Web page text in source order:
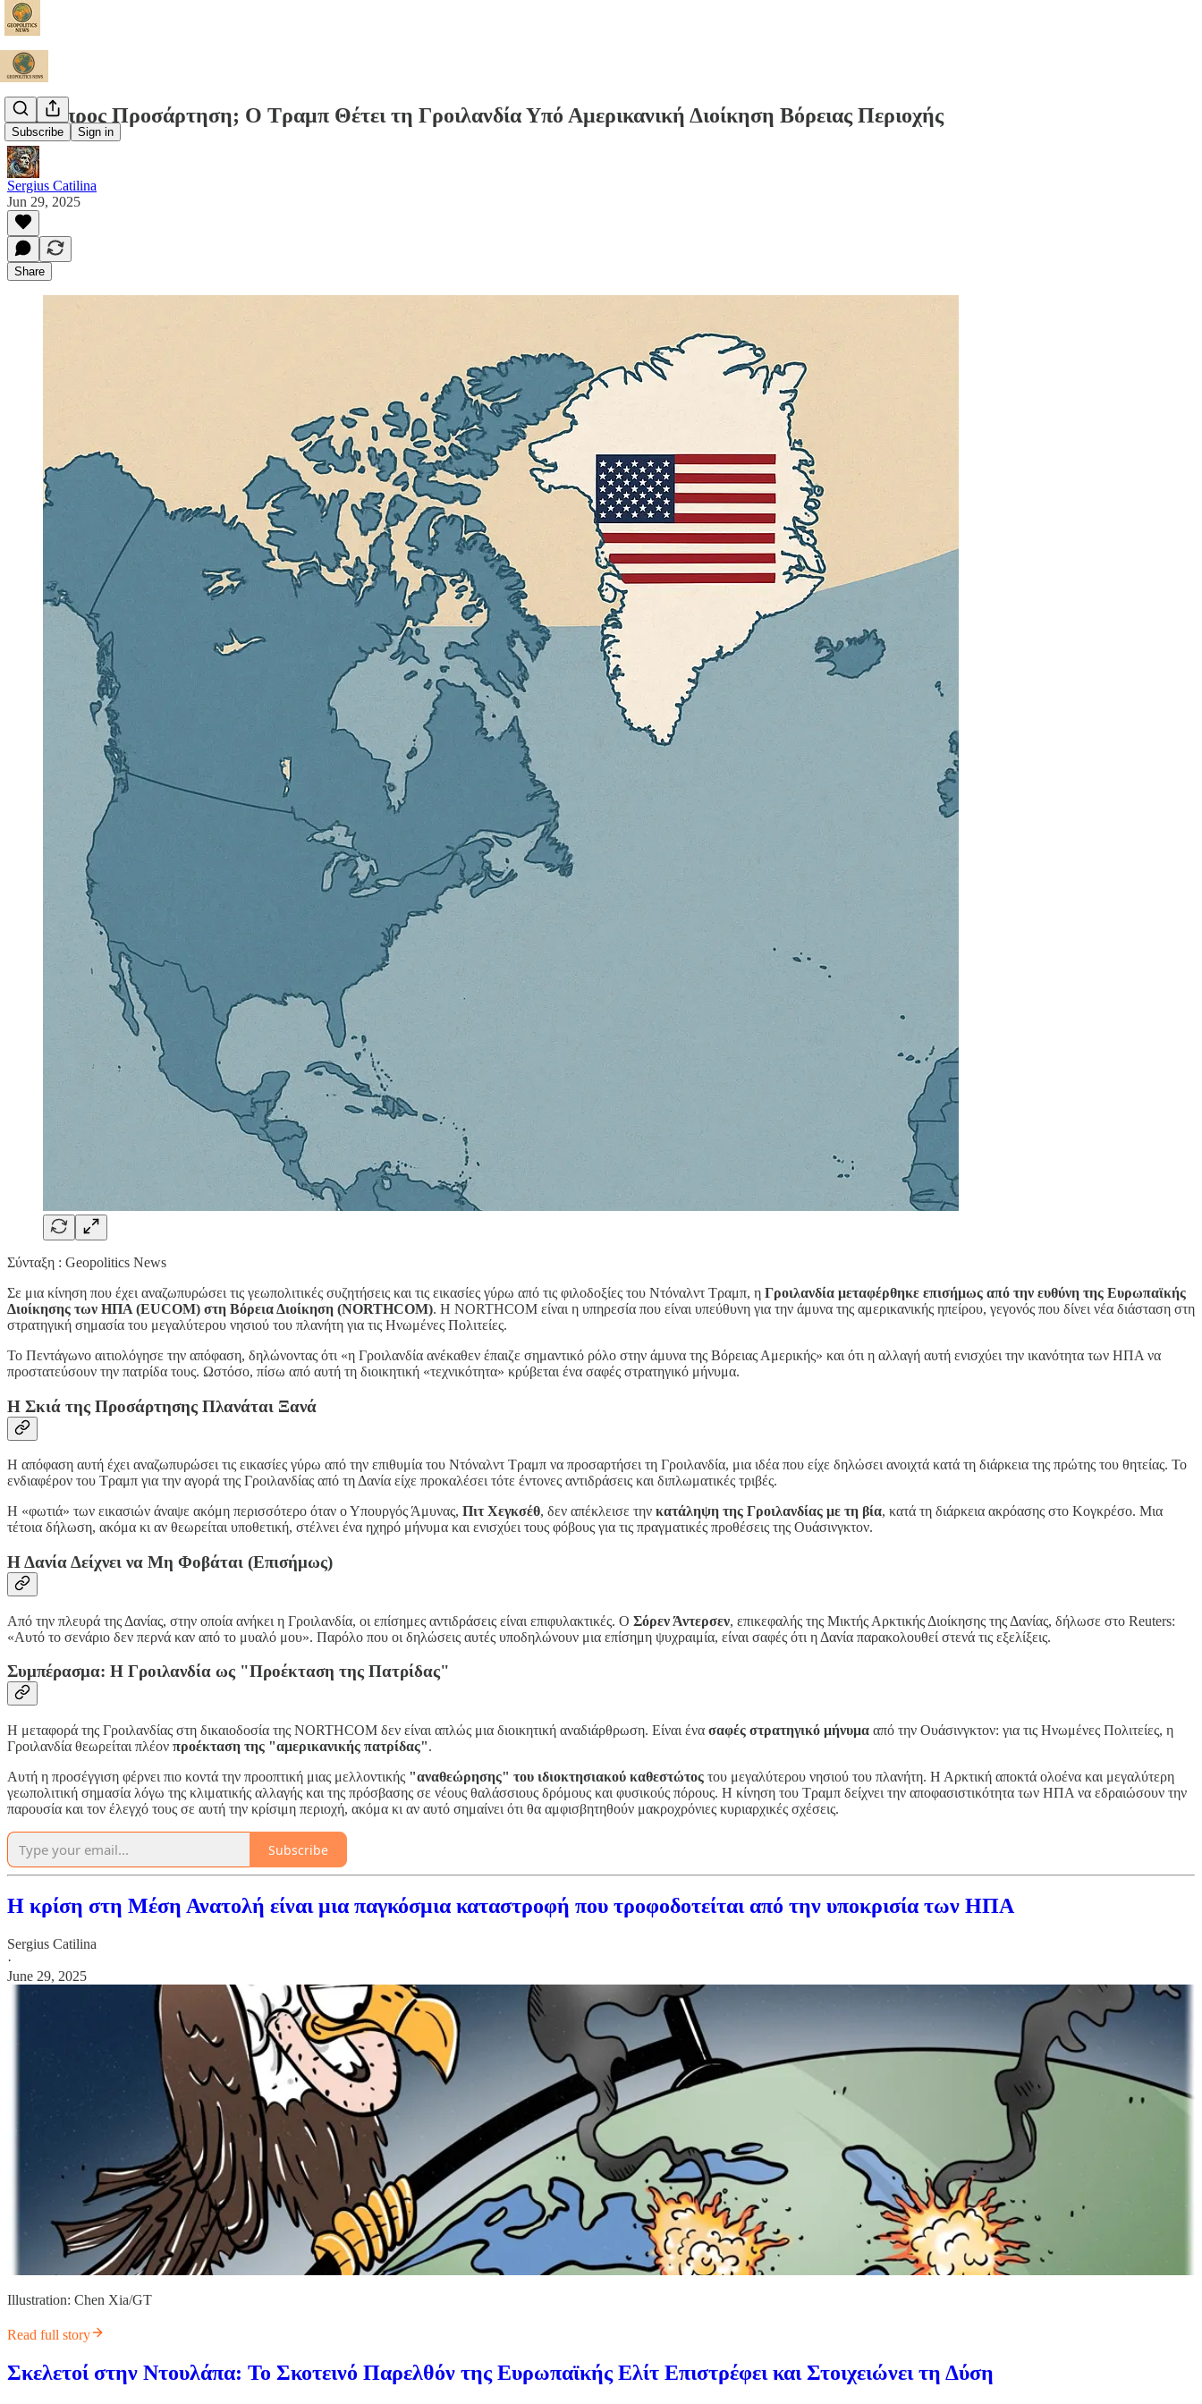
Subscribe Sign in
Βήμα προς Προσάρτηση; Ο Τραμπ Θέτει τη Γροιλανδία Υπό Αμερικανική Διοίκηση Βόρειας Περιοχής
Sergius Catilina
Jun 29, 2025
Share
Σύνταξη : Geopolitics News
Σε μια κίνηση που έχει αναζωπυρώσει τις γεωπολιτικές συζητήσεις και τις εικασίες γύρω από τις φιλοδοξίες του Ντόναλντ Τραμπ, η Γροιλανδία μεταφέρθηκε επισήμως από την ευθύνη της Ευρωπαϊκής
Διοίκησης των ΗΠΑ (EUCOM) στη Βόρεια Διοίκηση (NORTHCOM). Η NORTHCOM είναι η υπηρεσία που είναι υπεύθυνη για την άμυνα της αμερικανικής ηπείρου, γεγονός που δίνει νέα διάσταση στη
στρατηγική σημασία του μεγαλύτερου νησιού του πλανήτη για τις Ηνωμένες Πολιτείες.
Το Πεντάγωνο αιτιολόγησε την απόφαση, δηλώνοντας ότι «η Γροιλανδία ανέκαθεν έπαιζε σημαντικό ρόλο στην άμυνα της Βόρειας Αμερικής» και ότι η αλλαγή αυτή ενισχύει την ικανότητα των ΗΠΑ να
προστατεύσουν την πατρίδα τους. Ωστόσο, πίσω από αυτή τη διοικητική «τεχνικότητα» κρύβεται ένα σαφές στρατηγικό μήνυμα.
Η Σκιά της Προσάρτησης Πλανάται Ξανά
Η απόφαση αυτή έχει αναζωπυρώσει τις εικασίες γύρω από την επιθυμία του Ντόναλντ Τραμπ να προσαρτήσει τη Γροιλανδία, μια ιδέα που είχε δηλώσει ανοιχτά κατά τη διάρκεια της πρώτης του θητείας. Το
ενδιαφέρον του Τραμπ για την αγορά της Γροιλανδίας από τη Δανία είχε προκαλέσει τότε έντονες αντιδράσεις και διπλωματικές τριβές.
Η «φωτιά» των εικασιών άναψε ακόμη περισσότερο όταν ο Υπουργός Άμυνας, Πιτ Χεγκσέθ, δεν απέκλεισε την κατάληψη της Γροιλανδίας με τη βία, κατά τη διάρκεια ακρόασης στο Κογκρέσο. Μια
τέτοια δήλωση, ακόμα κι αν θεωρείται υποθετική, στέλνει ένα ηχηρό μήνυμα και ενισχύει τους φόβους για τις πραγματικές προθέσεις της Ουάσινγκτον.
Η Δανία Δείχνει να Μη Φοβάται (Επισήμως)
Από την πλευρά της Δανίας, στην οποία ανήκει η Γροιλανδία, οι επίσημες αντιδράσεις είναι επιφυλακτικές. Ο Σόρεν Άντερσεν, επικεφαλής της Μικτής Αρκτικής Διοίκησης της Δανίας, δήλωσε στο Reuters:
«Αυτό το σενάριο δεν περνά καν από το μυαλό μου». Παρόλο που οι δηλώσεις αυτές υποδηλώνουν μια επίσημη ψυχραιμία, είναι σαφές ότι η Δανία παρακολουθεί στενά τις εξελίξεις.
Συμπέρασμα: Η Γροιλανδία ως "Προέκταση της Πατρίδας"
Η μεταφορά της Γροιλανδίας στη δικαιοδοσία της NORTHCOM δεν είναι απλώς μια διοικητική αναδιάρθρωση. Είναι ένα σαφές στρατηγικό μήνυμα από την Ουάσινγκτον: για τις Ηνωμένες Πολιτείες, η
Γροιλανδία θεωρείται πλέον προέκταση της "αμερικανικής πατρίδας".
Αυτή η προσέγγιση φέρνει πιο κοντά την προοπτική μιας μελλοντικής "αναθεώρησης" του ιδιοκτησιακού καθεστώτος του μεγαλύτερου νησιού του πλανήτη. Η Αρκτική αποκτά ολοένα και μεγαλύτερη
γεωπολιτική σημασία λόγω της κλιματικής αλλαγής και της πρόσβασης σε νέους θαλάσσιους δρόμους και φυσικούς πόρους. Η κίνηση του Τραμπ δείχνει την αποφασιστικότητα των ΗΠΑ να εδραιώσουν την
παρουσία και τον έλεγχό τους σε αυτή την κρίσιμη περιοχή, ακόμα κι αν αυτό σημαίνει ότι θα αμφισβητηθούν μακροχρόνιες κυριαρχικές σχέσεις.
Subscribe
Η κρίση στη Μέση Ανατολή είναι μια παγκόσμια καταστροφή που τροφοδοτείται από την υποκρισία των ΗΠΑ
Sergius Catilina
·
June 29, 2025
Illustration: Chen Xia/GT
Read full story
Σκελετοί στην Ντουλάπα: Το Σκοτεινό Παρελθόν της Ευρωπαϊκής Ελίτ Επιστρέφει και Στοιχειώνει τη Δύση